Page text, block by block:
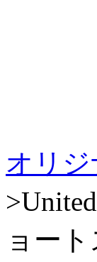
オリ
ョー